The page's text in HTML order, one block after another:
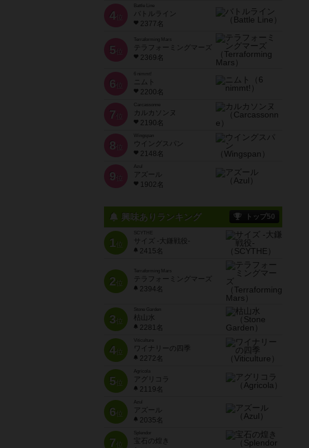
4位
Battle Line
バトルライン
2377名
5 位
Terraforming Mars
テラフォーミングマーズ
2369名
6 位
ニムト
2200名
7 位
Carcassonne
カルカソンヌ
2190名
8 位
Wingspan
ウイングスパン
2148名
9 位
Azul
アズール
1902名
興味ありランキング トップ50
1位
SCYTHE
サイズ -大鎌戦役-
2415名
2位
Terraforming Mars
テラフォーミングマーズ
2394名
3位
Stone Garden
枯山水
2281名
4位
Viticulture
ワイナリーの四季
2272名
5位
Agricola
アグリコラ
2119名
6位
Azul
アズール
2035名
7位
宝石の煌き